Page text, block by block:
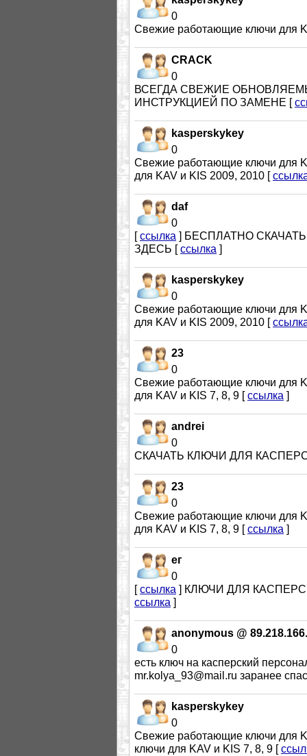
0
Cвежие работающие ключи для
CRACK
0
ВСЕГДА СВЕЖИЕ
ИНСТРУКЦИЕЙ ПО ЗАМЕНЕ [
kasperskykey
0
Cвежие работающие ключи для
для KAV и KIS 2009, 2010 [
daf
0
[ссылка ] БЕСПЛАТНО
ЗДЕСЬ [ссылка ]
kasperskykey
0
Cвежие работающие ключи для
для KAV и KIS 2009, 2010 [
23
0
Cвежие работающие ключи для
для KAV и KIS 7, 8, 9 [ссылка ]
andrei
0
СКАЧАТЬ КЛЮЧИ ДЛЯ
23
0
Cвежие работающие ключи для
для KAV и KIS 7, 8, 9 [ссылка ]
ег
0
[ссылка ] КЛЮЧИ ДЛЯ
ссылка ]
anonymous @
0
есть ключ на касперский
mr.kolya_93@mail.ru заранее
kasperskykey
0
Cвежие работающие ключи для
ключи для KAV и KIS 7, 8, 9 [